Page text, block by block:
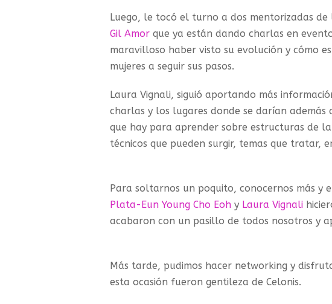
Luego, le tocó el turno a dos mentorizadas de
Gil Amor que ya están dando charlas en
maravilloso haber visto su evolución y cómo
mujeres a seguir sus pasos.
Laura Vignali, siguió aportando más
charlas y los lugares donde se darían además
que hay para aprender sobre estructuras de
técnicos que pueden surgir, temas que tratar,
Para soltarnos un poquito, conocernos más y
Plata-Eun Young Cho Eoh y Laura Vignali
acabaron con un pasillo de todos nosotros y
Más tarde, pudimos hacer networking y
esta ocasión fueron gentileza de Celonis.